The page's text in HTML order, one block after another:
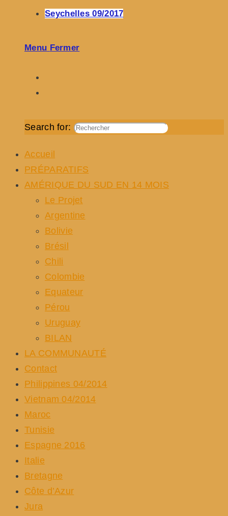
Seychelles 09/2017
Menu Fermer
Search for:
Accueil
PRÉPARATIFS
AMÉRIQUE DU SUD EN 14 MOIS
Le Projet
Argentine
Bolivie
Brésil
Chili
Colombie
Equateur
Pérou
Uruguay
BILAN
LA COMMUNAUTÉ
Contact
Philippines 04/2014
Vietnam 04/2014
Maroc
Tunisie
Espagne 2016
Italie
Bretagne
Côte d’Azur
Jura